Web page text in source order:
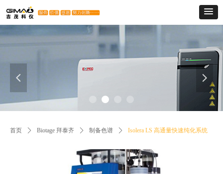
넳 넲
首页 ꄲ Biotage 拜泰齐 ꄲ 制备色谱 ꄲ Isolera LS 高通量快速纯化系统